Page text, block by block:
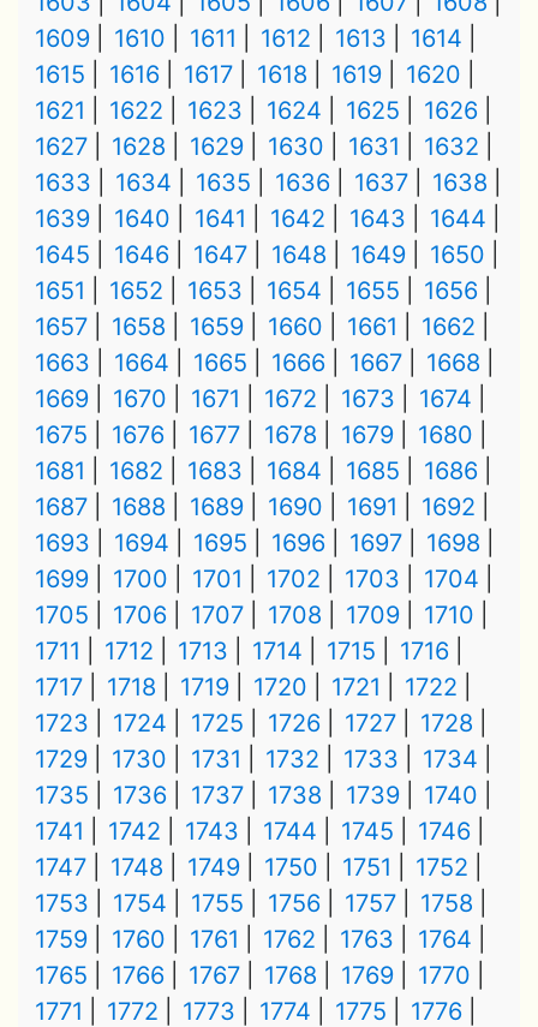
1609
1610 1611 1612 1613
1614
1615
1616 1617 1618 1619
1620
1621
1622 1623 1624 1625
1626
1627
1628 1629 1630 1631
1632
1633
1634 1635 1636 1637
1638
1639
1640 1641 1642 1643
1644
1645
1646 1647 1648 1649
1650
1651
1652 1653 1654 1655
1656
1657
1658 1659 1660 1661
1662
1663
1664 1665 1666 1667
1668
1669
1670 1671 1672 1673
1674
1675
1676 1677 1678 1679
1680
1681
1682 1683 1684 1685
1686
1687
1688 1689 1690 1691
1692
1693
1694 1695 1696 1697
1698
1699
1700 1701 1702 1703
1704
1705
1706 1707 1708 1709
1710
1711
1712 1713 1714 1715
1716
1717
1718 1719 1720 1721
1722
1723
1724 1725 1726 1727
1728
1729
1730 1731 1732 1733
1734
1735
1736 1737 1738 1739
1740
1741
1742 1743 1744 1745
1746
1747
1748 1749 1750 1751
1752
1753
1754 1755 1756 1757
1758
1759
1760 1761 1762 1763
1764
1765
1766 1767 1768 1769
1770
1771
1772 1773 1774 1775
1776